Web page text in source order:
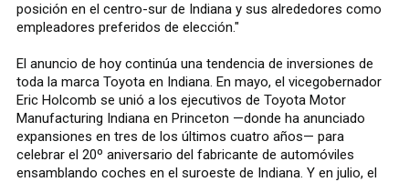
posición en el centro-sur de Indiana y sus alrededores como
empleadores preferidos de elección."
El anuncio de hoy continúa una tendencia de inversiones de
toda la marca Toyota en Indiana. En mayo, el vicegobernador
Eric Holcomb se unió a los ejecutivos de Toyota Motor
Manufacturing Indiana en Princeton —donde ha anunciado
expansiones en tres de los últimos cuatro años— para
celebrar el 20º aniversario del fabricante de automóviles
ensamblando coches en el suroeste de Indiana. Y en julio, el